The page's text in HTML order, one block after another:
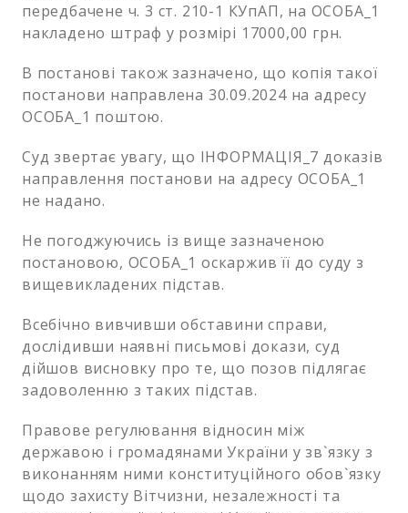
передбачене ч. 3 ст. 210-1 КУпАП, на ОСОБА_1
накладено штраф у розмірі 17000,00 грн.
В постанові також зазначено, що копія такої
постанови направлена 30.09.2024 на адресу
ОСОБА_1 поштою.
Суд звертає увагу, що ІНФОРМАЦІЯ_7 доказів
направлення постанови на адресу ОСОБА_1
не надано.
Не погоджуючись із вище зазначеною
постановою, ОСОБА_1 оскаржив її до суду з
вищевикладених підстав.
Всебічно вивчивши обставини справи,
дослідивши наявні письмові докази, суд
дійшов висновку про те, що позов підлягає
задоволенню з таких підстав.
Правове регулювання відносин між
державою і громадянами України у зв`язку з
виконанням ними конституційного обов`язку
щодо захисту Вітчизни, незалежності та